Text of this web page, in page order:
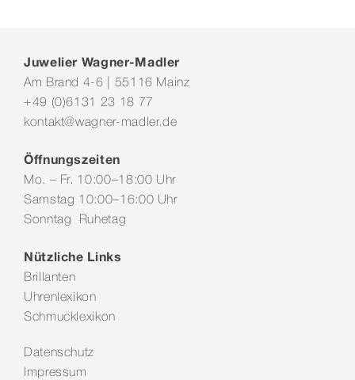
Juwelier Wagner-Madler
Am Brand 4-6 | 55116 Mainz
+49 (0)6131 23 18 77
kontakt@wagner-madler.de
Öffnungszeiten
Mo. – Fr. 10:00–18:00 Uhr
Samstag 10:00–16:00 Uhr
Sonntag Ruhetag
Nützliche Links
Brillanten
Uhrenlexikon
Schmucklexikon
Datenschutz
Impressum